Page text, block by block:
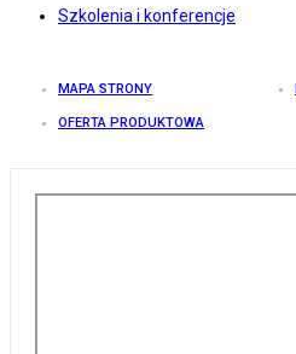
Szkolenia i konferencje
MAPA STRONY
OFERTA PRODUKTOWA